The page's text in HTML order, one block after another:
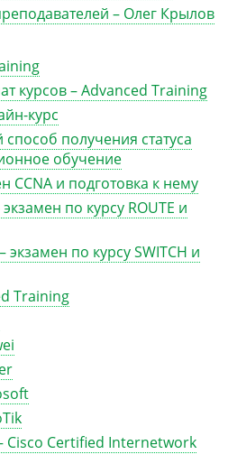
– Олег Крылов
курсов – Advanced Training
курс
получения статуса
обучение
CCNA и подготовка к нему
экзамен по курсу ROUTE и
экзамен по курсу SWITCH и
Training
Cisco Certified Internetwork